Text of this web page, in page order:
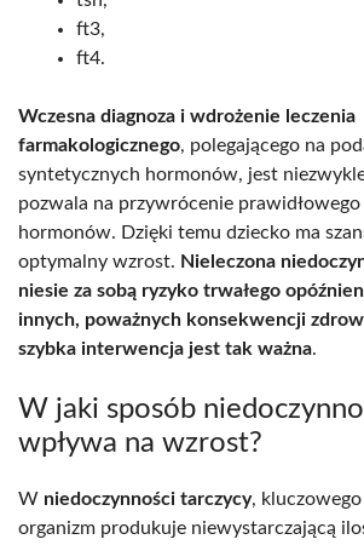
ft3,
ft4.
Wczesna diagnoza i wdrożenie leczenia
farmakologicznego, polegającego na
syntetycznych hormonów, jest
pozwala na przywrócenie
hormonów. Dzięki temu dziecko ma
optymalny wzrost. Nieleczona
niesie za sobą ryzyko trwałego
innych, poważnych konsekwencji
szybka interwencja jest tak ważna.
W jaki sposób
wpływa na wzrost?
W niedoczynności tarczycy, kluczowego
organizm produkuje niewystarczającą